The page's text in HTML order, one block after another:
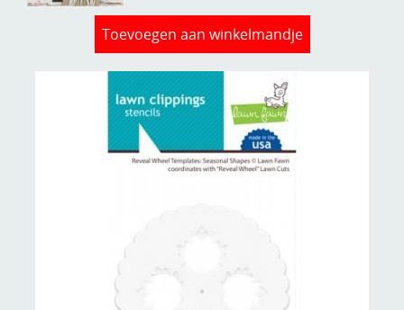
Toevoegen aan winkelmandje